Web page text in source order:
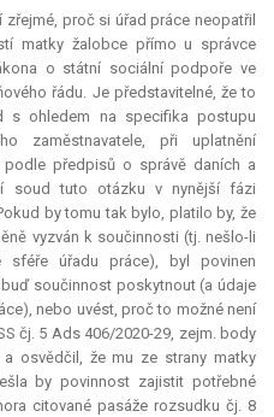
zřejmé, proč si úřad práce neopatřil
matky žalobce přímo u správce
o státní sociální podpoře ve
řádu. Je představitelné, že to
s ohledem na specifika postupu
zaměstnavatele, při uplatnění
podle předpisů o správě daních a
soud tuto otázku v nynější fázi
by tomu tak bylo, platilo by, že
vyzván k součinnosti (tj. nešlo-li
úřadu práce), byl povinen
součinnost poskytnout (a údaje
nebo uvést, proč to možné není
čj. 5 Ads 406/2020-29, zejm. body
osvědčil, že mu ze strany matky
by povinnost zajistit potřebné
citované pasáže rozsudku čj. 8